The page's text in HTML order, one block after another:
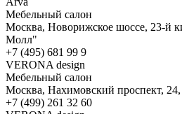
Мебельный салон
Москва, Новорижское шоссе, 23-й
Молл"
+7 (495) 681 99 9
VERONA design
Мебельный салон
Москва, Нахимовский проспект, 24,
+7 (499) 261 32 60